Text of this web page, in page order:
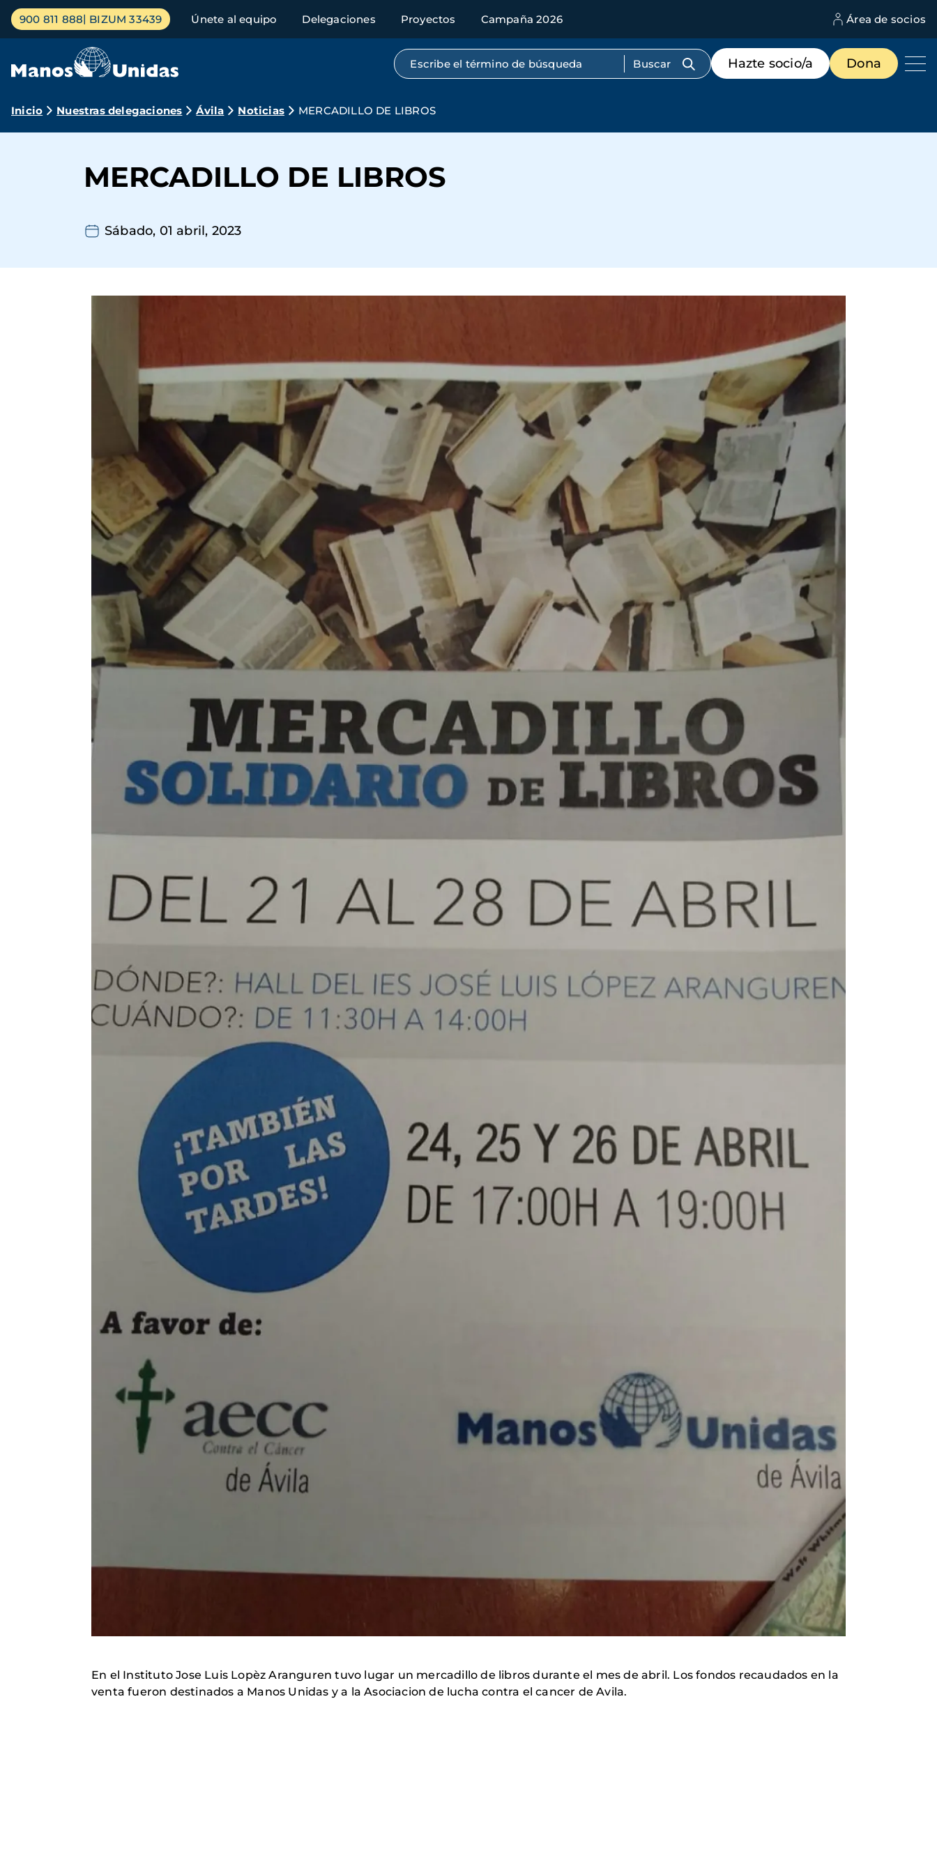
Pasar
contenido
Menú
principal
900 811 888 BIZUM 33439 Únete al equipo Delegaciones Proyectos Campaña 2026 Área de socios
Búsqueda por texto completo
Menú
de
destacados
Hazte socio/a Dona
Ruta
navegación
Inicio Nuestras delegaciones Ávila Noticias MERCADILLO DE LIBROS
MERCADILLO DE LIBROS
Sábado, 01 abril, 2023
En el Instituto Jose Luis Lopèz Aranguren tuvo lugar un mercadillo de libros durante el mes de abril. Los fondos recaudados en la
venta fueron destinados a Manos Unidas y a la Asociacion de lucha contra el cancer de Avila.